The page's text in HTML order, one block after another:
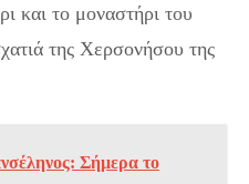
και το μοναστήρι του
της Χερσονήσου της
Σήμερα το